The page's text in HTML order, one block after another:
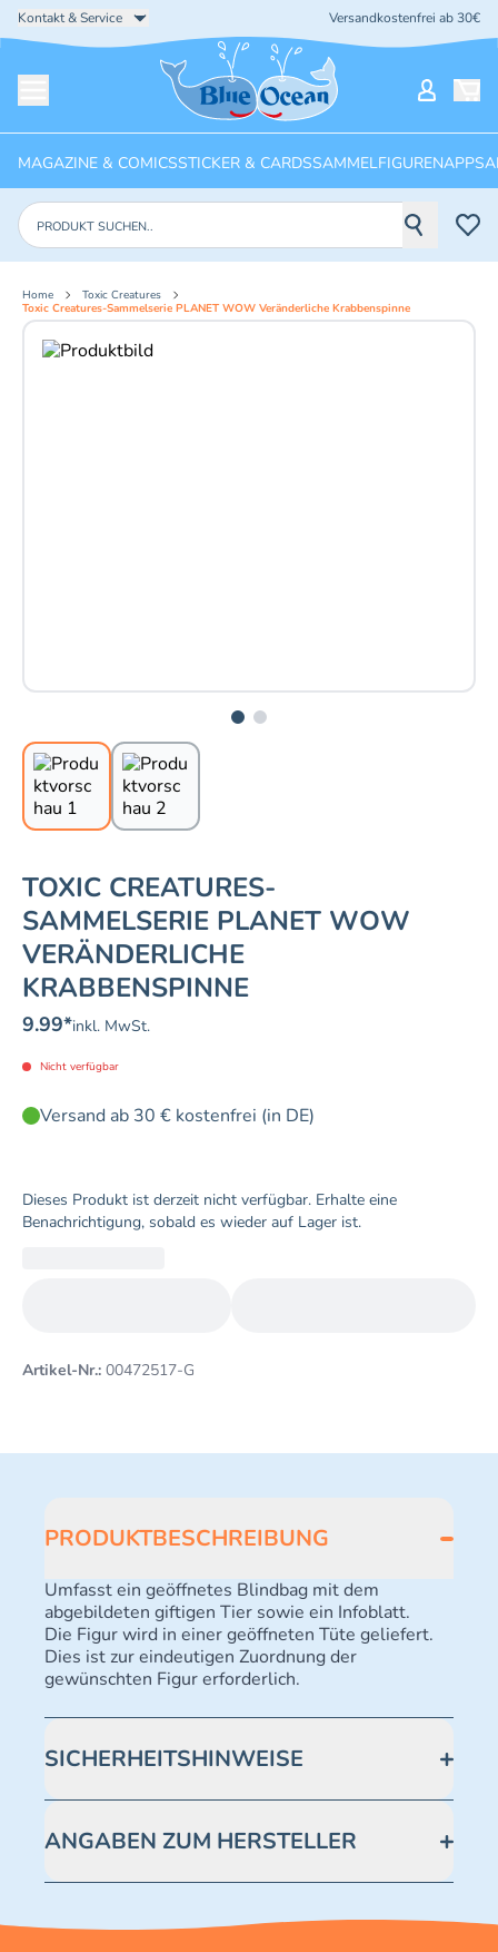
Kontakt & Service Versandkostenfrei ab 30€
Startseite
MAGAZINE & COMICSSTICKER & CARDSSAMMELFIGURENAPPS
Produkte suchen
Home
Toxic Creatures
Toxic Creatures-Sammelserie PLANET WOW Veränderliche Krabbenspinne
Aktuelles Bild: 1 von 2
TOXIC CREATURES-
SAMMELSERIE PLANET WOW
VERÄNDERLICHE
KRABBENSPINNE
9.99*inkl. MwSt.
Nicht verfügbar
Versand ab 30 € kostenfrei (in DE)
Dieses Produkt ist derzeit nicht verfügbar. Erhalte eine
Benachrichtigung, sobald es wieder auf Lager ist.
Artikel-Nr.: 00472517-G
PRODUKTBESCHREIBUNG
Umfasst ein geöffnetes Blindbag mit dem
abgebildeten giftigen Tier sowie ein Infoblatt.
Die Figur wird in einer geöffneten Tüte geliefert.
Dies ist zur eindeutigen Zuordnung der
gewünschten Figur erforderlich.
SICHERHEITSHINWEISE
ANGABEN ZUM HERSTELLER
ocean.de/kundenservice Telefonnummer: 0711
2202990 Seidenstraße 19 70174 Stuttgart